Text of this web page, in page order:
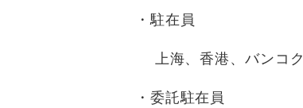
・駐在員
上海、香港、バンコク
・委託駐在員